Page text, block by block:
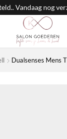
Vandaag nog
Dualsenses Mens